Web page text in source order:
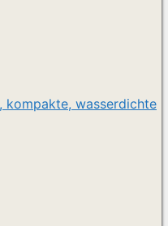
kompakte, wasserdichte